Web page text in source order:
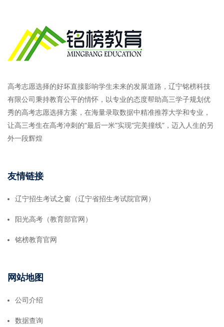
高考志愿选择的好坏直接影响学生未来的发展道路，辽宁铭榜科技
有限公司秉持教育公平的情怀，以专业的态度帮助高三学子规划优
秀的高考志愿选择方案，在海量录取数据中精准推荐大学和专业，
让高三考生在高考冲刺的“最后一米”实现“完美撞线”，迈入人生的另
外一段辉煌
友情链接
辽宁招生考试之窗（辽宁省招生考试院官网）
阳光高考（教育部官网）
铭榜教育官网
网站地图
公司介绍
数据查询